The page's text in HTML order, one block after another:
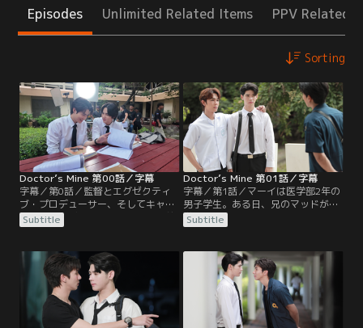
Episodes Unlimited Related Items PPV Related
Sorting
Doctor’s Mine 第00話／字幕
字幕／第0話／監督とエグゼクティ
ブ・プロデューサー、そしてキャス
トのインタビューを含めた放送直前
のメイキング特番。原作小説にない
様と友情を描く作品となった。脚本
作りとキャスティングそしてワーク
ショップなど、約一年の準備期間を
経て完成した作品への思いを各々が
語り、わきあいあいとした現場の様
子がうかがえる。
Subtitle
Doctor’s Mine 第01話／字幕
字幕／第1話／マーイは医学部2年の
男子学生。ある日、兄のマッドが工
学部のイケメン ナイトと殴り合う場
面に遭遇する。慌てて止めに入った
てしまい、その一件は瞬く間に噂に
なってしまう。ナイトのファンたち
に囲まれて窮地に陥ったマーイは、
咄嗟に「自分はナイト先輩の恋人
だ」とその場しのぎの嘘をつく。
Subtitle